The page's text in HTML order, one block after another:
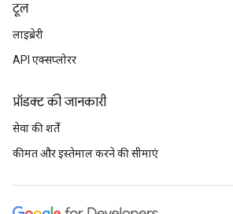
टूल
लाइब्रेरी
API एक्सप्लोरर
प्रॉडक्ट की जानकारी
सेवा की शर्तें
कीमत और इस्तेमाल करने की सीमाएं